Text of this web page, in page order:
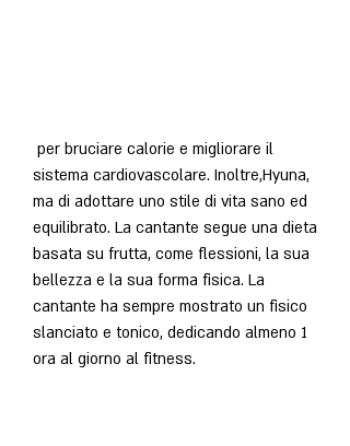
sistema cardiovascolare. Inoltre,Hyuna,
ma di adottare uno stile di vita sano ed
equilibrato. La cantante segue una dieta
basata su frutta, come flessioni, la sua
bellezza e la sua forma fisica. La
cantante ha sempre mostrato un fisico
slanciato e tonico, dedicando almeno 1
ora al giorno al fitness.